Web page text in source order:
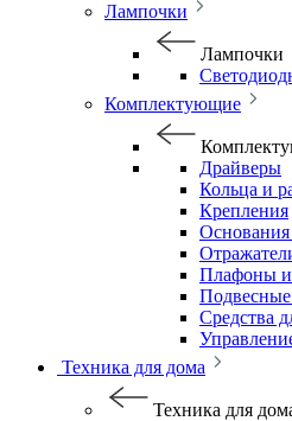
Лампочки
Лампочки
Комплектующие
Драйверы
Кольца и
Крепления
Основания
Плафоны
Средства
Техника для дома
Техника для